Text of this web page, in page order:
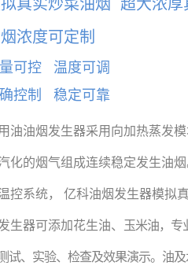
真实炒菜油烟 超大浓厚
浓度可定制
可控 温度可调
控制 稳定可靠
油油烟发生器采用向加热蒸发
化的烟气组成连续稳定发生油
控系统， 亿科油烟发生器模拟
生器可添加花生油、 玉米油，专
试、实验、检查及效果演示。油